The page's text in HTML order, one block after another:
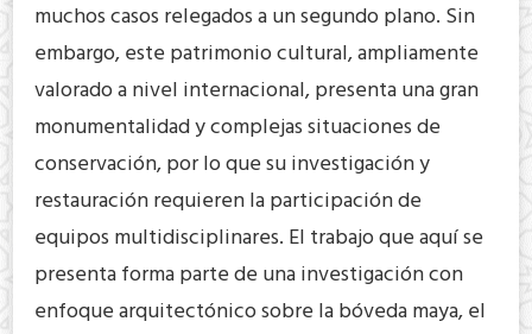
muchos casos relegados a un segundo plano. Sin
embargo, este patrimonio cultural, ampliamente
valorado a nivel internacional, presenta una gran
monumentalidad y complejas situaciones de
conservación, por lo que su investigación y
restauración requieren la participación de
equipos multidisciplinares. El trabajo que aquí se
presenta forma parte de una investigación con
enfoque arquitectónico sobre la bóveda maya, el